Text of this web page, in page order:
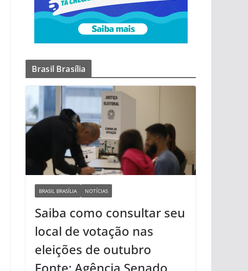
Brasil Brasília
BRASIL BRASÍLIA NOTÍCIAS
Saiba como consultar seu
local de votação nas
eleições de outubro